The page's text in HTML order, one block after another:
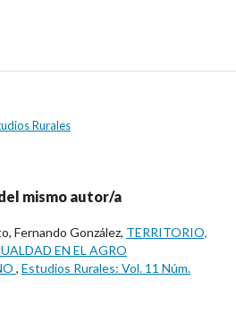
Rurales
mismo autor/a
Fernando González, TERRITORIO,
EN EL AGRO
, Estudios Rurales: Vol. 11 Núm.